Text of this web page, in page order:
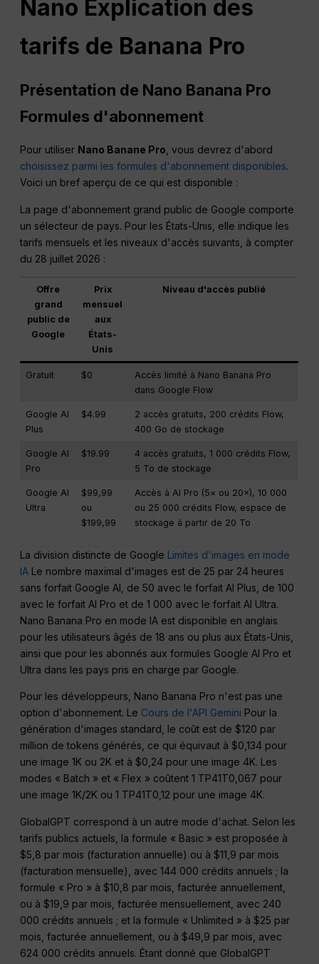
Nano Explication des
tarifs de Banana Pro
Présentation de Nano Banana Pro
Formules d'abonnement
Pour utiliser Nano Banane Pro , vous devrez d'abord
choisissez parmi les formules d'abonnement disponibles.
Voici un bref aperçu de ce qui est disponible :
La page d'abonnement grand public de Google comporte
un sélecteur de pays. Pour les États-Unis, elle indique les
tarifs mensuels et les niveaux d'accès suivants, à compter
du 28 juillet 2026 :
Offre
grand
public de
Google
Prix
mensuel
aux
États-
Unis
Niveau d'accès publié
Gratuit $0
Accès limité à Nano Banana Pro
dans Google Flow
Google AI
Plus
$4.99
2 accès gratuits, 200 crédits Flow,
400 Go de stockage
Google AI
Pro
$19.99
4 accès gratuits, 1 000 crédits Flow,
5 To de stockage
Google AI
Ultra
$99,99
ou
$199,99
Accès à AI Pro (5× ou 20×), 10 000
ou 25 000 crédits Flow, espace de
stockage à partir de 20 To
La division distincte de Google Limites d'images en mode
IA Le nombre maximal d'images est de 25 par 24 heures
sans forfait Google AI, de 50 avec le forfait AI Plus, de 100
avec le forfait AI Pro et de 1 000 avec le forfait AI Ultra.
Nano Banana Pro en mode IA est disponible en anglais
pour les utilisateurs âgés de 18 ans ou plus aux États-Unis,
ainsi que pour les abonnés aux formules Google AI Pro et
Ultra dans les pays pris en charge par Google.
Pour les développeurs, Nano Banana Pro n'est pas une
option d'abonnement. Le Cours de l'API Gemini Pour la
génération d'images standard, le coût est de $120 par
million de tokens générés, ce qui équivaut à $0,134 pour
une image 1K ou 2K et à $0,24 pour une image 4K. Les
modes « Batch » et « Flex » coûtent 1 TP41T0,067 pour
une image 1K/2K ou 1 TP41T0,12 pour une image 4K.
GlobalGPT correspond à un autre mode d'achat. Selon les
tarifs publics actuels, la formule « Basic » est proposée à
$5,8 par mois (facturation annuelle) ou à $11,9 par mois
(facturation mensuelle), avec 144 000 crédits annuels ; la
formule « Pro » à $10,8 par mois, facturée annuellement,
ou à $19,9 par mois, facturée mensuellement, avec 240
000 crédits annuels ; et la formule « Unlimited » à $25 par
mois, facturée annuellement, ou à $49,9 par mois, avec
624 000 crédits annuels. Étant donné que GlobalGPT